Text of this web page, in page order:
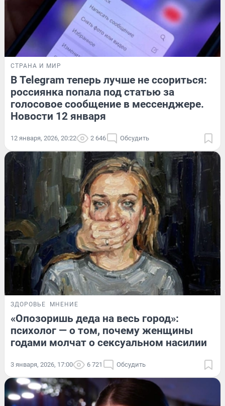
СТРАНА И МИР
В Telegram теперь лучше не ссориться:
россиянка попала под статью за
голосовое сообщение в мессенджере.
Новости 12 января
12 января, 2026, 20:22 2 646 Обсудить
ЗДОРОВЬЕ МНЕНИЕ
«Опозоришь деда на весь город»:
психолог — о том, почему женщины
годами молчат о сексуальном насилии
3 января, 2026, 17:00 6 721 Обсудить